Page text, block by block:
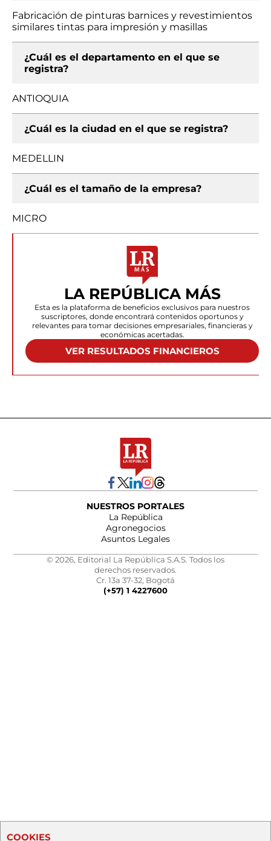
Fabricación de pinturas barnices y revestimientos
similares tintas para impresión y masillas
¿Cuál es el departamento en el que se
registra?
ANTIOQUIA
¿Cuál es la ciudad en el que se registra?
MEDELLIN
¿Cuál es el tamaño de la empresa?
MICRO
LA REPÚBLICA MÁS
Esta es la plataforma de beneficios exclusivos para nuestros
suscriptores, donde encontrará contenidos oportunos y
relevantes para tomar decisiones empresariales, financieras y
económicas acertadas.
VER RESULTADOS FINANCIEROS
NUESTROS PORTALES
La República
Agronegocios
Asuntos Legales
© 2026, Editorial La República S.A.S. Todos los
derechos reservados.
Cr. 13a 37-32, Bogotá
(+57) 1 4227600
COOKIES